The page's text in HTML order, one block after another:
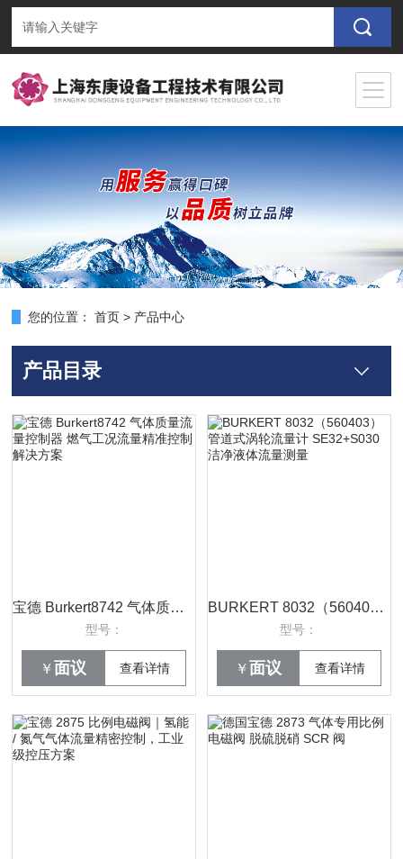
您的位置： 首页 > 产品中心
产品目录
宝德 Burkert8742 气体质量流量控制器 燃气工况流量精准控制解决方案
型号：
￥ 面议 查看详情
BURKERT 8032（560403）管道式涡轮流量计 SE32+S030 洁净液体流量测量
型号：
￥ 面议 查看详情